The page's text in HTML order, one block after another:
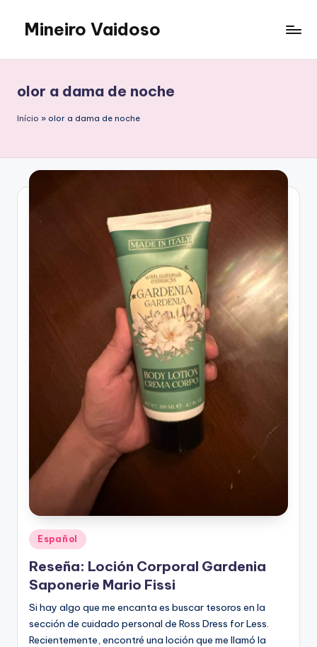
Saltar
contenido
Mineiro Vaidoso
Autocuidado
e
Resenhas
olor a dama de noche
Início » olor a dama de noche
Publicado
en
Español
Reseña: Loción Corporal Gardenia
Saponerie Mario Fissi
Si hay algo que me encanta es buscar tesoros en la
sección de cuidado personal de Ross Dress for Less.
Recientemente, encontré una loción que me llamó la